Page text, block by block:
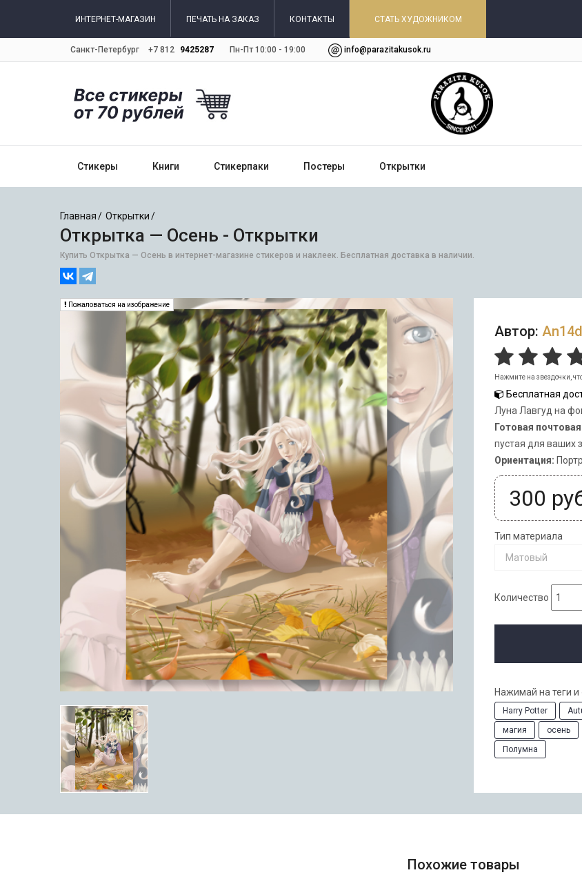
ИНТЕРНЕТ-МАГАЗИН ПЕЧАТЬ НА ЗАКАЗ КОНТАКТЫ СТАТЬ ХУДОЖНИКОМ
Санкт-Петербург +7 812 9425287 Пн-Пт 10:00 - 19:00 info@parazitakusok.ru
Стикеры Книги Стикерпаки Постеры Открытки
Главная Открытки
Открытка — Осень - Открытки
Купить Открытка — Осень в интернет-магазине стикеров и наклеек. Бесплатная доставка в наличии.
Пожаловаться на изображение
Автор:
Нажмите на звездочки,
Бесплатная
Луна Лавгуд на
Готовая
пустая для ваших
Ориентация:
300
Тип материала
Матовый
Количество
Нажимай на теги
Harry Potter
магия
осень
Полумна
Похожие товары